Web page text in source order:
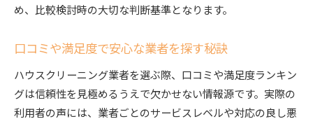
め、比較検討時の大切な判断基準となります。
口コミや満足度で安心な業者を探す秘訣
ハウスクリーニング業者を選ぶ際、口コミや満足度ランキン
グは信頼性を見極めるうえで欠かせない情報源です。実際の
利用者の声には、業者ごとのサービスレベルや対応の良し悪